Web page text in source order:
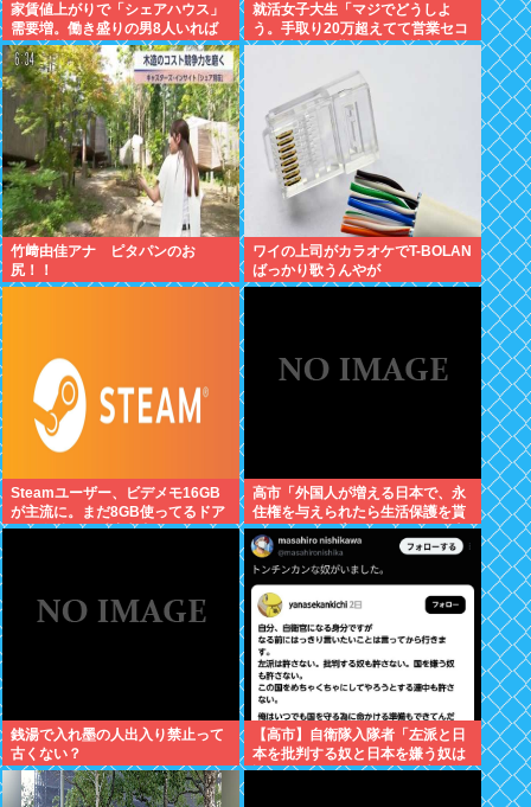
家賃値上がりで「シェアハウス」
需要増。働き盛りの男8人いれば
一軒家暮らしも余裕で毎日楽しい
就活女子大生「マジでどうしよ
う。手取り20万超えてて営業セコ
カン以外で転勤無しの会社ない」
竹﨑由佳アナ ピタパンのお
尻！！
ワイの上司がカラオケでT-BOLAN
ばっかり歌うんやが
Steamユーザー、ビデメモ16GB
が主流に。まだ8GB使ってるドア
ホの嫌儲民は反省文書いてね。
高市「外国人が増える日本で、永
住権を与えられたら生活保護を貰
うなんて人が増えては困る。日本
人以上の水準の人のみ許可しま
す」
銭湯で入れ墨の人出入り禁止って
古くない？
【高市】自衛隊入隊者「左派と日
本を批判する奴と日本を嫌う奴は
許さない。俺はいつでも国守る為